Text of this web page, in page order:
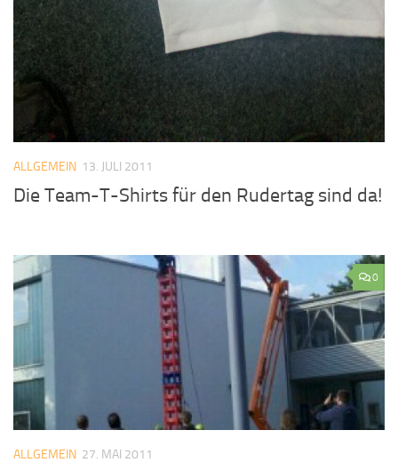
ALLGEMEIN 13. JULI 2011
Die Team-T-Shirts für den Rudertag sind da!
0
ALLGEMEIN 27. MAI 2011